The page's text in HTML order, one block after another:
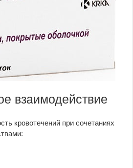
взаимодействие
кровотечений при сочетаниях